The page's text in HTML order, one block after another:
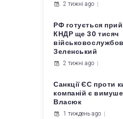
2 тижні ago
РФ готується
КНДР ще 30 тисяч
Зеленський
2 тижні ago
Санкції ЄС проти
компаній є
Власюк
1 тиждень ago